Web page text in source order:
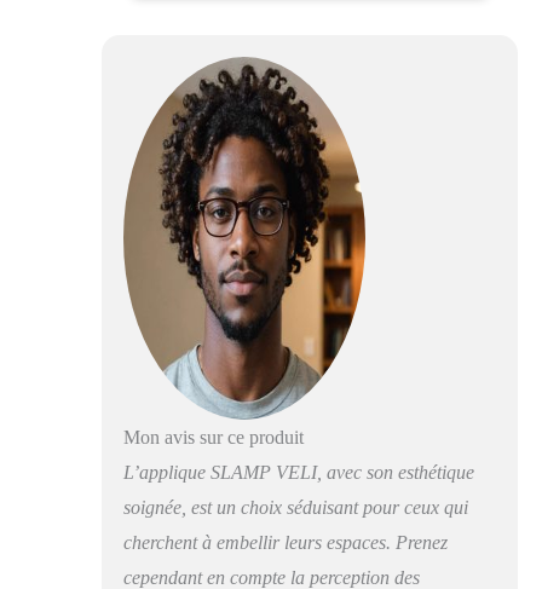
Mon avis sur ce produit
L’applique SLAMP VELI, avec son esthétique
soignée, est un choix séduisant pour ceux qui
cherchent à embellir leurs espaces. Prenez
cependant en compte la perception des